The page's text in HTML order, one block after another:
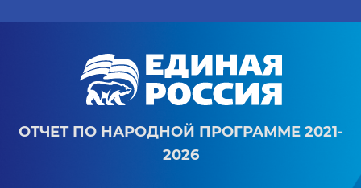
ОТЧЕТ ПО НАРОДНОЙ ПРОГРАММЕ 2021-
2026